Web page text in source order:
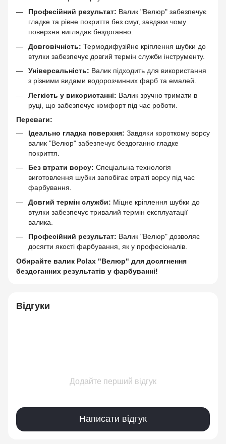
Професійний результат: Валик "Велюр" забезпечує
гладке та рівне покриття без смуг, завдяки чому
поверхня виглядає бездоганно.
Довговічність: Термодифузійне кріплення шубки до
втулки забезпечує довгий термін служби інструменту.
Універсальність: Валик підходить для використання
з різними видами водорозчинних фарб та емалей.
Легкість у використанні: Валик зручно тримати в
руці, що забезпечує комфорт під час роботи.
Переваги:
Ідеально гладка поверхня: Завдяки короткому ворсу
валик "Велюр" забезпечує бездоганно гладке
покриття.
Без втрати ворсу: Спеціальна технологія
виготовлення шубки запобігає втраті ворсу під час
фарбування.
Довгий термін служби: Міцне кріплення шубки до
втулки забезпечує тривалий термін експлуатації
валика.
Професійний результат: Валик "Велюр" дозволяє
досягти якості фарбування, як у професіоналів.
Обирайте валик Polax "Велюр" для досягнення
бездоганних результатів у фарбуванні!
Відгуки
Додайте перший відгук
Написати відгук